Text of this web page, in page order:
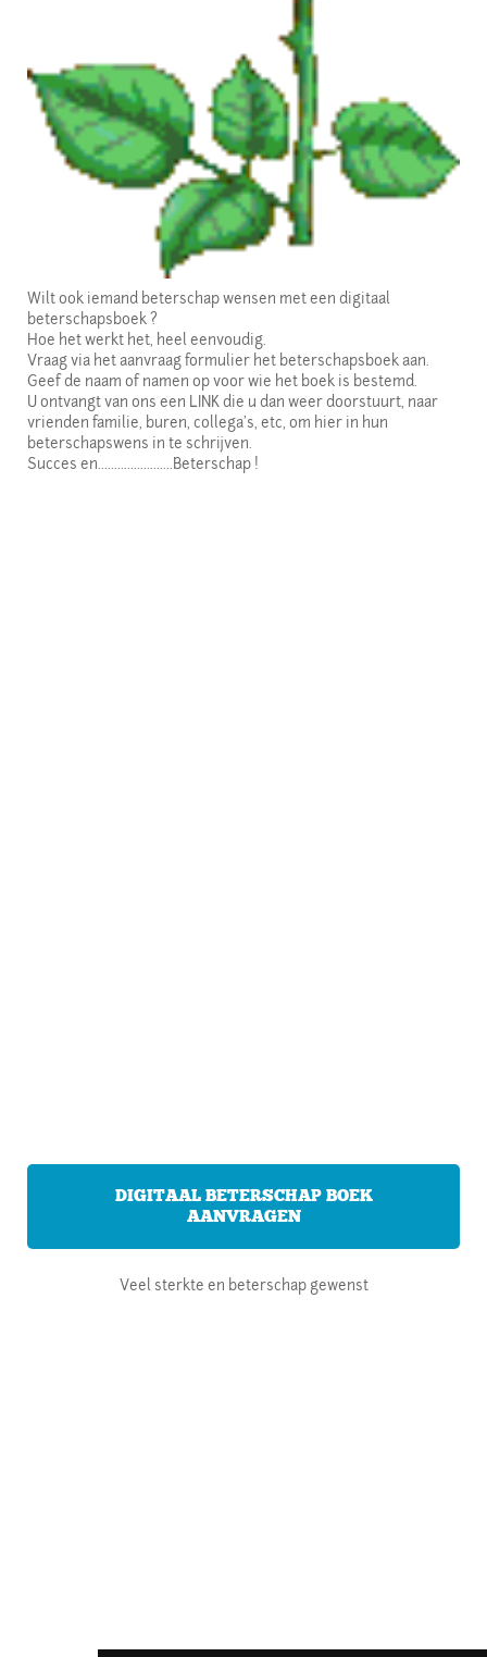
Wilt ook iemand beterschap wensen met een digitaal
beterschapsboek ?
Hoe het werkt het, heel eenvoudig.
Vraag via het aanvraag formulier het beterschapsboek aan.
Geef de naam of namen op voor wie het boek is bestemd.
U ontvangt van ons een LINK die u dan weer doorstuurt, naar
vrienden familie, buren, collega's, etc, om hier in hun
beterschapswens in te schrijven.
Succes en.......................Beterschap !
DIGITAAL BETERSCHAP BOEK
AANVRAGEN
Veel sterkte en beterschap gewenst